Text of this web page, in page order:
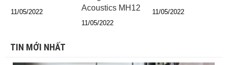
11/05/2022
Acoustics MH12
11/05/2022
11/05/2022
TIN MỚI NHẤT